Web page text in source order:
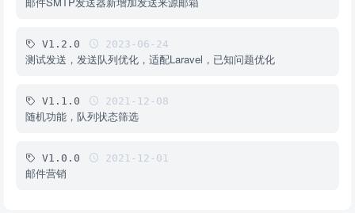
V1.2.0 2023-06-24
测试发送，发送队列优化，适配Laravel，已知问题优化
V1.1.0 2021-12-08
随机功能，队列状态筛选
V1.0.0 2021-12-01
邮件营销